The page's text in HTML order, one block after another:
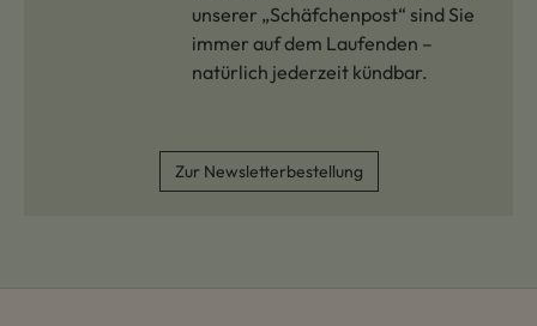
unserer „Schäfchenpost“ sind Sie
immer auf dem Laufenden –
natürlich jederzeit kündbar.
Zur Newsletterbestellung